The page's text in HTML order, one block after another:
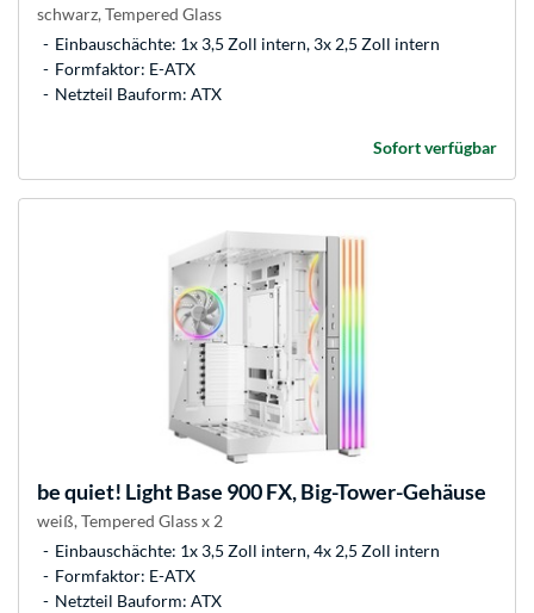
schwarz, Tempered Glass
Einbauschächte: 1x 3,5 Zoll intern, 3x 2,5 Zoll intern
Formfaktor: E-ATX
Netzteil Bauform: ATX
Sofort verfügbar
be quiet! Light Base 900 FX, Big-Tower-Gehäuse
weiß, Tempered Glass x 2
Einbauschächte: 1x 3,5 Zoll intern, 4x 2,5 Zoll intern
Formfaktor: E-ATX
Netzteil Bauform: ATX